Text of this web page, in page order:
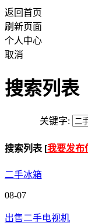
返回首页
刷新页面
个人中心
取消
搜索列表
关键字:
搜索列表 [我要发布
二手冰箱
08-07
出售二手电视机